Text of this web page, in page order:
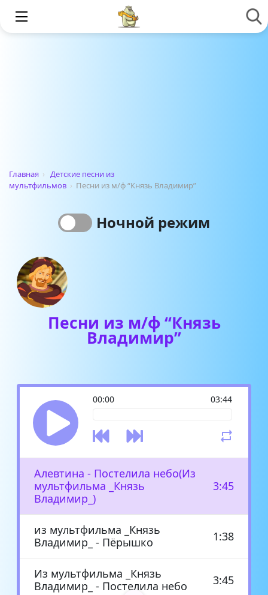
Главная › Детские песни из
мультфильмов › Песни из м/ф “Князь Владимир”
Ночной режим
Песни из м/ф “Князь
Владимир”
00:00 03:44
Алевтина - Постелила небо(Из
мультфильма _Князь
Владимир_)
3:45
из мультфильма _Князь
Владимир_ - Пёрышко
1:38
Из мультфильма _Князь
Владимир_ - Постелила небо
3:45